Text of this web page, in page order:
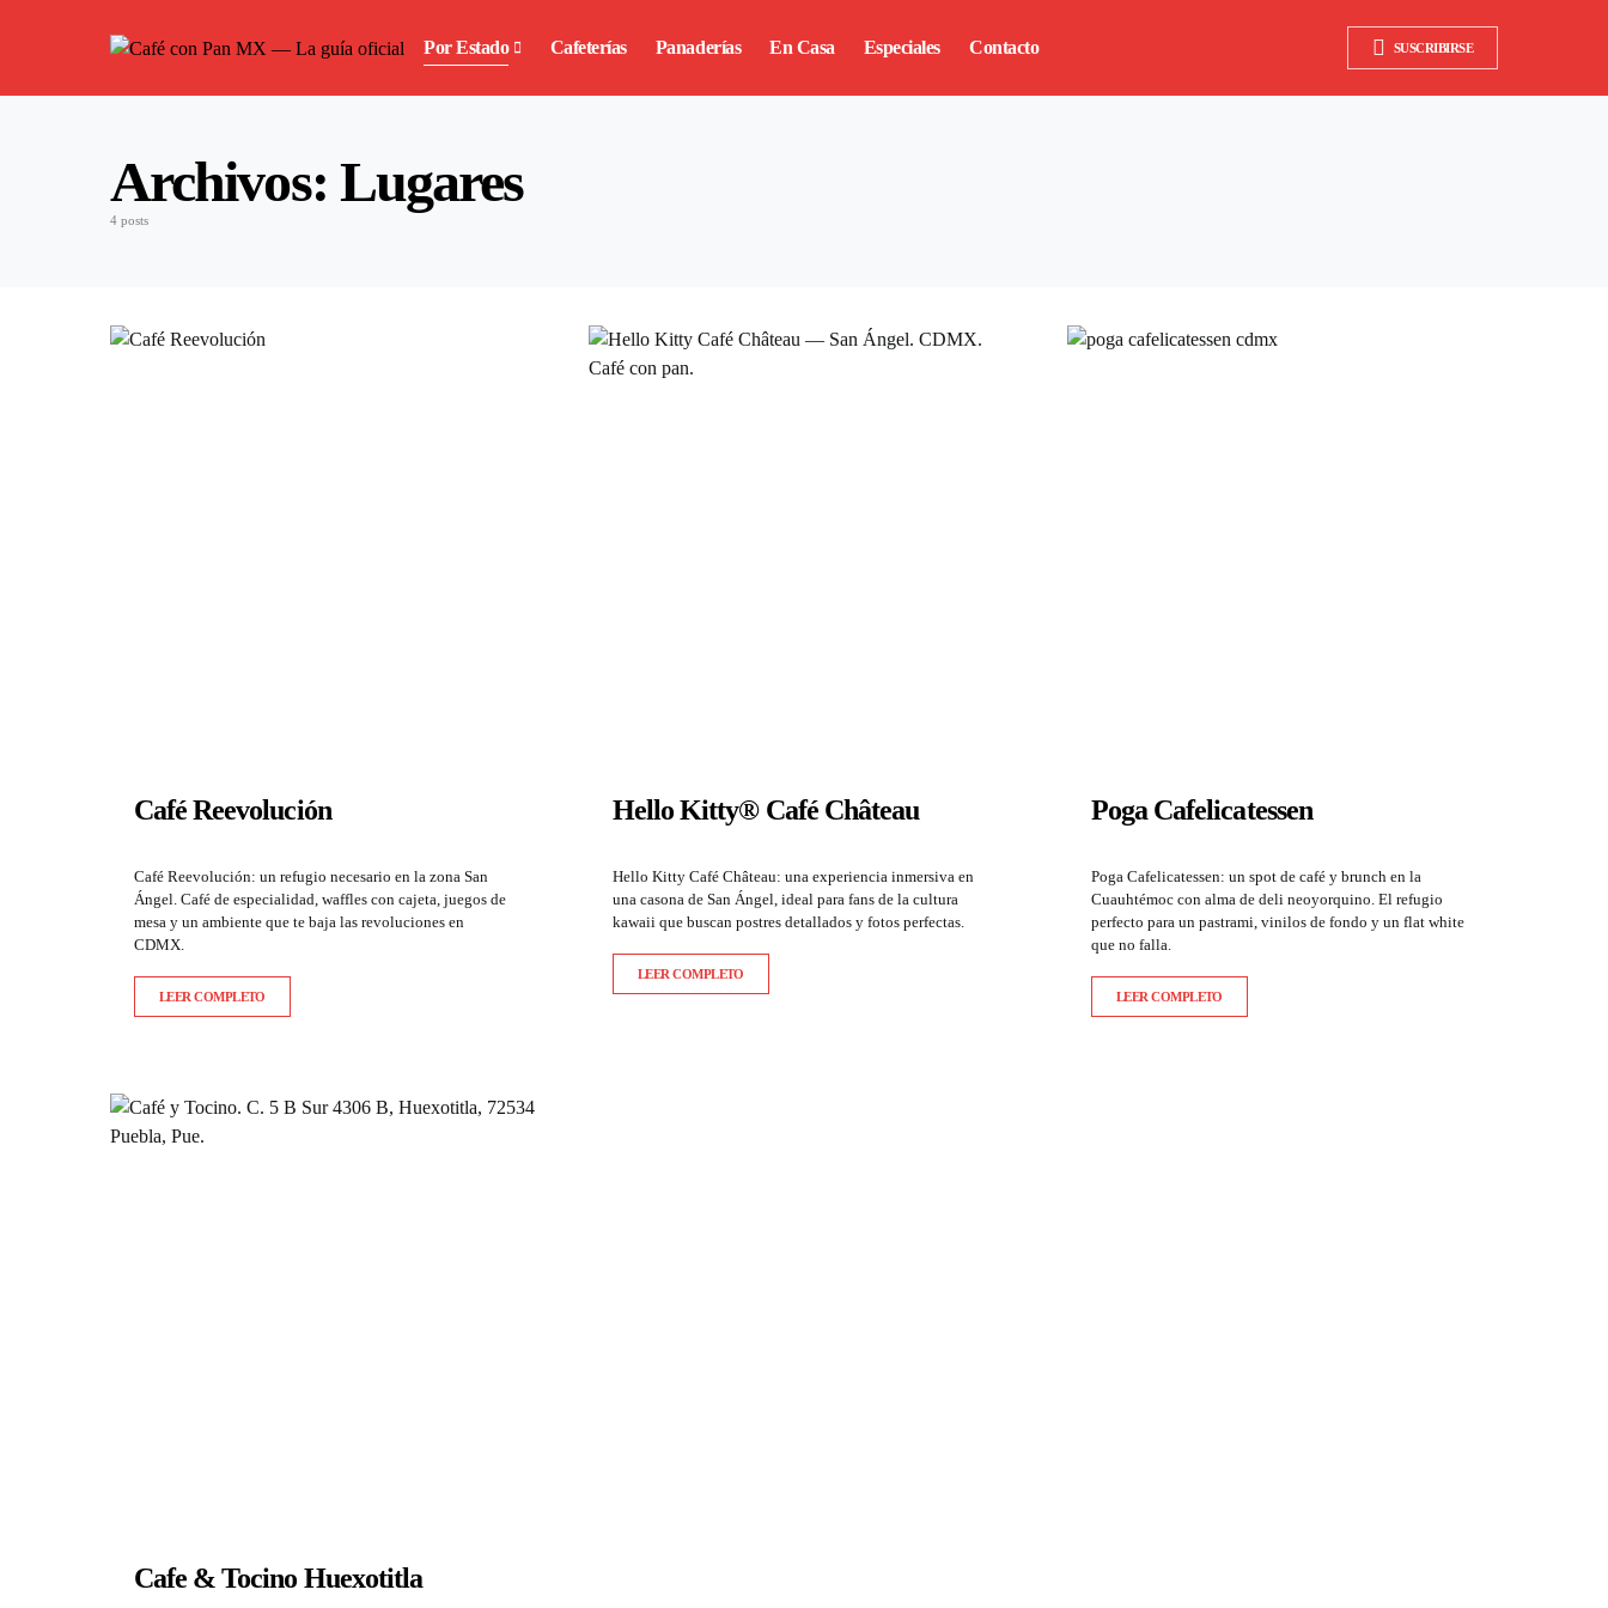
Por Estado Cafeterías Panaderías En Casa Especiales Contacto SUSCRIBIRSE
Archivos: Lugares
4 posts
Café Reevolución
Café Reevolución: un refugio necesario en la zona San
Ángel. Café de especialidad, waffles con cajeta, juegos de
mesa y un ambiente que te baja las revoluciones en
CDMX.
LEER COMPLETO
Hello Kitty® Café Château
Hello Kitty Café Château: una experiencia inmersiva en
una casona de San Ángel, ideal para fans de la cultura
kawaii que buscan postres detallados y fotos perfectas.
LEER COMPLETO
Poga Cafelicatessen
Poga Cafelicatessen: un spot de café y brunch en la
Cuauhtémoc con alma de deli neoyorquino. El refugio
perfecto para un pastrami, vinilos de fondo y un flat white
que no falla.
LEER COMPLETO
Cafe & Tocino Huexotitla